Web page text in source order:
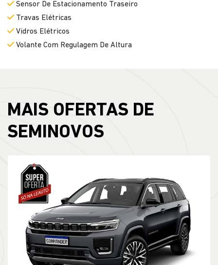
Sensor De Estacionamento Traseiro
Travas Elétricas
Vidros Elétricos
Volante Com Regulagem De Altura
MAIS OFERTAS DE
SEMINOVOS